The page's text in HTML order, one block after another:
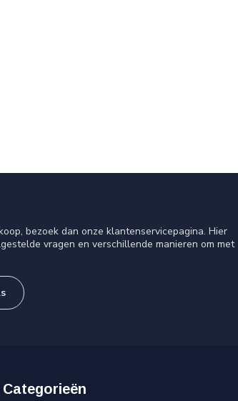
bezoek dan onze klantenservicepagina. Hier
vragen en verschillende manieren om met
Categorieën